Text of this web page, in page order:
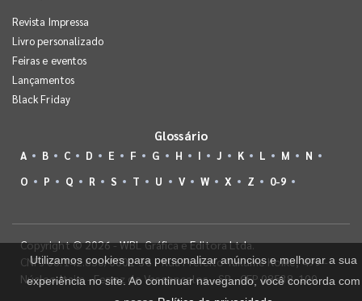
Revista Impressa
Livro personalizado
Feiras e eventos
Lançamentos
Black Friday
Glossário
A B C D E F G H I J K L M
N
O
P Q R S T U V W X Z 0-9
Copyright © 2026 - WBL Gráfica e Editora Ltda.
CNPJ 08.142.850/0001-36 - Rua Prefeito Takume Koike, 499 -
Núcleo Itaim - Ferraz de Vasconcelos - SP - CEP 08538-100
Utilizamos cookies para personalizar anúncios e melhorar a sua
experiência no site. Ao continuar navegando, você concorda com